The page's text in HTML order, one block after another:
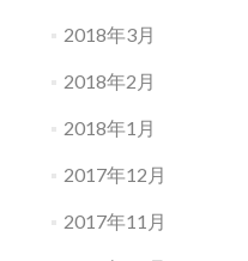
2018年3月
2018年2月
2018年1月
2017年12月
2017年11月